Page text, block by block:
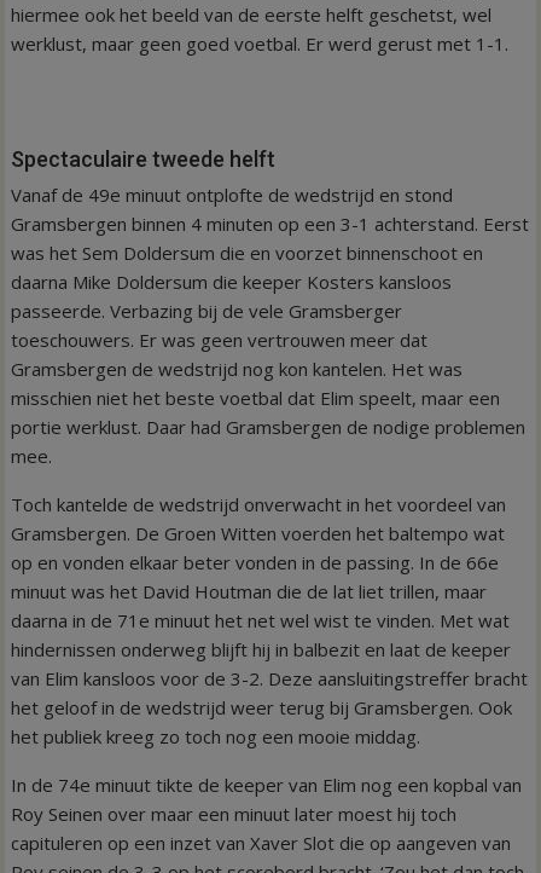
hiermee ook het beeld van de eerste helft geschetst, wel
werklust, maar geen goed voetbal. Er werd gerust met 1-1.
Spectaculaire tweede helft
Vanaf de 49e minuut ontplofte de wedstrijd en stond
Gramsbergen binnen 4 minuten op een 3-1 achterstand. Eerst
was het Sem Doldersum die en voorzet binnenschoot en
daarna Mike Doldersum die keeper Kosters kansloos
passeerde. Verbazing bij de vele Gramsberger
toeschouwers. Er was geen vertrouwen meer dat
Gramsbergen de wedstrijd nog kon kantelen. Het was
misschien niet het beste voetbal dat Elim speelt, maar een
portie werklust. Daar had Gramsbergen de nodige problemen
mee.
Toch kantelde de wedstrijd onverwacht in het voordeel van
Gramsbergen. De Groen Witten voerden het baltempo wat
op en vonden elkaar beter vonden in de passing. In de 66e
minuut was het David Houtman die de lat liet trillen, maar
daarna in de 71e minuut het net wel wist te vinden. Met wat
hindernissen onderweg blijft hij in balbezit en laat de keeper
van Elim kansloos voor de 3-2. Deze aansluitingstreffer bracht
het geloof in de wedstrijd weer terug bij Gramsbergen. Ook
het publiek kreeg zo toch nog een mooie middag.
In de 74e minuut tikte de keeper van Elim nog een kopbal van
Roy Seinen over maar een minuut later moest hij toch
capituleren op een inzet van Xaver Slot die op aangeven van